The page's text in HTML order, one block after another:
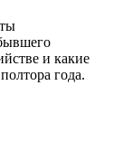
и какие
года.